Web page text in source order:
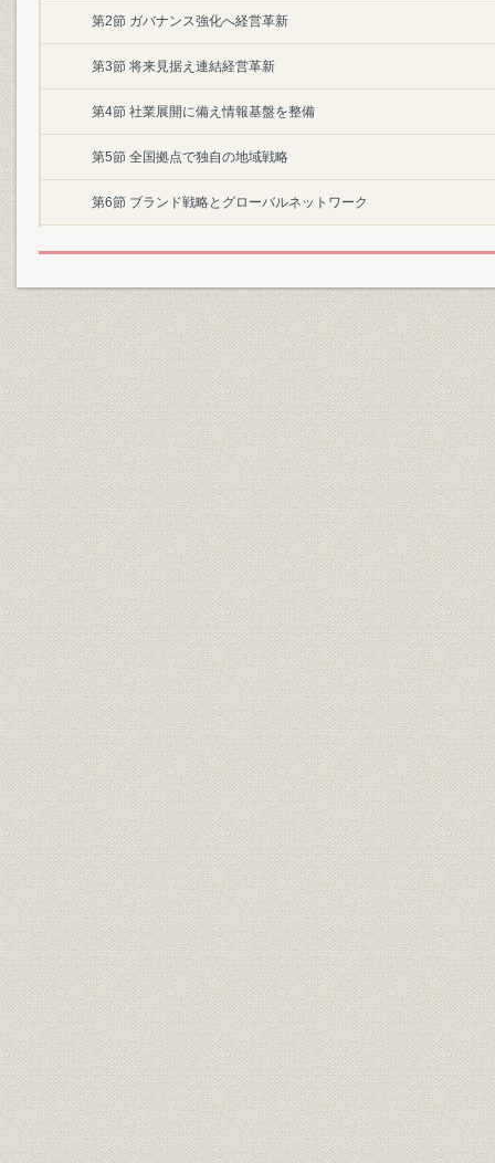
第2節 ガバナンス強化へ経営革新
第3節 将来見据え連結経営革新
第4節 社業展開に備え情報基盤を整備
第5節 全国拠点で独自の地域戦略
第6節 ブランド戦略とグローバルネットワーク
第7節 新社屋プロジェクトが始動
第2章 世紀を超えた言論・報道活動
第1節 質量ともに飛躍 日本経済新聞
第2節 改革をリードした日経の社説
第3節 新しいメディアに向け挑戦する総合企業情報紙 日経産業新聞
第4節 消費を知る、商機を導く 日経MJ(流通新聞)
第5節 金融激動・投資時代の羅針盤 日経金融新聞
第6節 日経情報を世界に発信 日経ウイークリー・英文電子メディア
第7節 インターネットでニュース速報 NIKKEI NET
第3章 進化する電子メディア事業
第1節 ネット時代のビジネスモデルを模索
第2節 最大に有料サービス「テレコン」
第3節 変貌遂げるNEEDS事業
第4章 放送ビッグバン
第1節 デジタル化とネットワーク強化
第2節 衛星放送に本格参入
第3節 放送・通信の融合に挑戦
第5章 48ページ体制と電子編集システムの完成
第1節 ANNECSからEDISONへ
第2節 進化した情報処理システム
第3節 通信ネットワークの活用で情報発信を拡大